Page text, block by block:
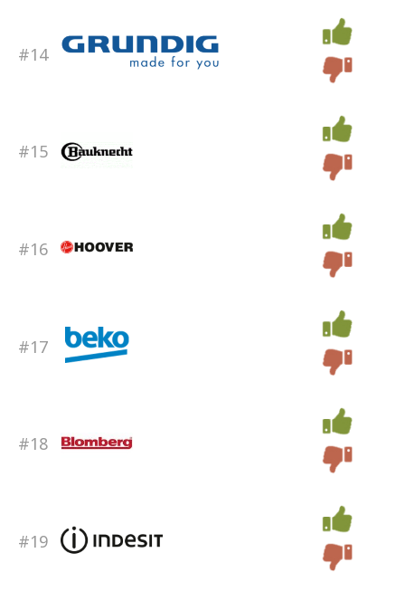
#14
#15
#16
#17
#18
#19